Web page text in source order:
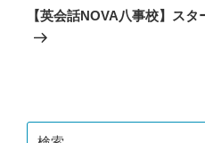
ー
シ
の
【英会話NOVA八事校】ス